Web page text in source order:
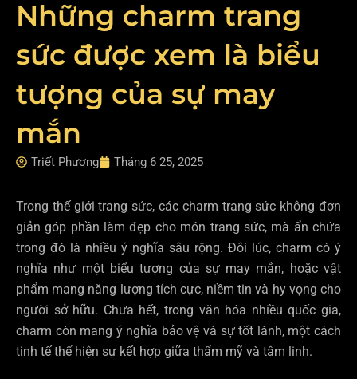
Những charm trang
sức được xem là biểu
tượng của sự may
mắn
Triết Phương Tháng 6 25, 2025
Trong thế giới trang sức, các charm trang sức không đơn
giản góp phần làm đẹp cho món trang sức, mà ẩn chứa
trong đó là nhiều ý nghĩa sâu rộng. Đôi lúc, charm có ý
nghĩa như một biểu tượng của sự may mắn, hoặc vật
phẩm mang năng lượng tích cực, niềm tin và hy vọng cho
người sở hữu. Chưa hết, trong văn hóa nhiều quốc gia,
charm còn mang ý nghĩa bảo vệ và sự tốt lành, một cách
tinh tế thể hiện sự kết hợp giữa thẩm mỹ và tâm linh.